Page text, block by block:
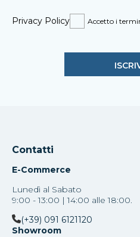
Privacy Policy Accetto i
Contatti
E-Commerce
Lunedì al Sabato
9:00 - 13:00 | 14:00 alle 18:00.
(+39) 091 6121120
Showroom